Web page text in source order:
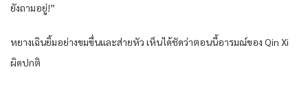
ยังถามอยู่!”
หยางเฉินยิ้มอย่างขมขื่นและส่ายหัว เห็นได้ชัดว่าตอนนี้อารมณ์ของ Qin Xi
ผิดปกติ